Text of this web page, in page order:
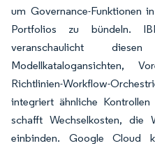
um Governance-Funktionen
Portfolios zu bündeln.
veranschaulicht
Modellkatalogansichten,
Richtlinien-Workflow-
integriert ähnliche
schafft Wechselkosten, die
einbinden. Google Cloud